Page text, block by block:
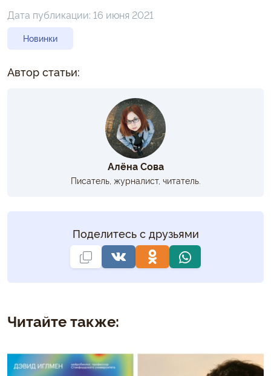
Дата публикации: 16 июня 2021
Новинки
Автор статьи:
Алёна Сова
Писатель, журналист, читатель.
Поделитесь с друзьями
Читайте также: